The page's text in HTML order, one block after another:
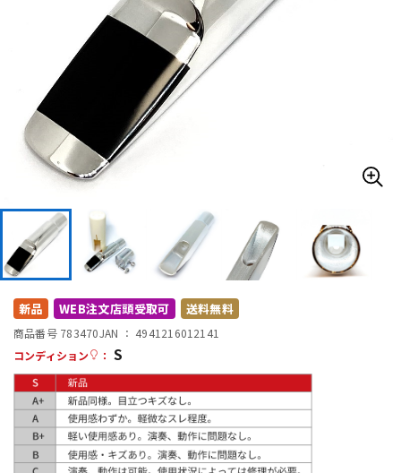
キーボード 電子ピアノ
アンプ
DTM オンライン納品 レコーディング機器
配信/ライブ機器
中古 ヴィンテージ
新品 WEB注文店頭受取可 送料無料
商品番号 783470JAN ： 4941216012141
コンディション
： S